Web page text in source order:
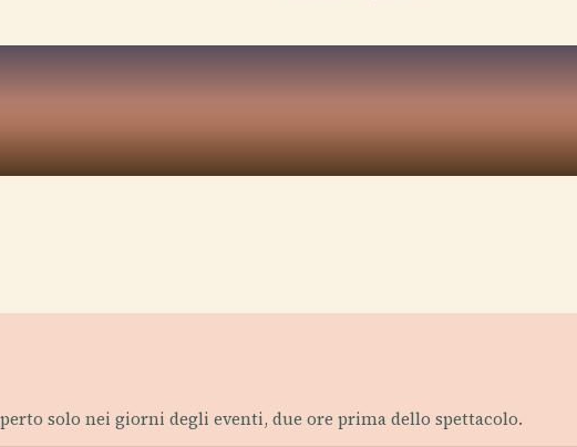
solo nei giorni degli eventi, due ore prima dello spettacolo.